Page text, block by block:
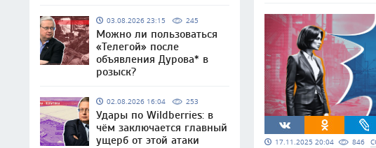
03.08.2026 23:15 245
Можно ли пользоваться
«Телегой» после
объявления Дурова* в
розыск?
02.08.2026 16:04 253
Удары по Wildberries: в
чём заключается главный
ущерб от этой атаки
17.11.2025 20:04 846